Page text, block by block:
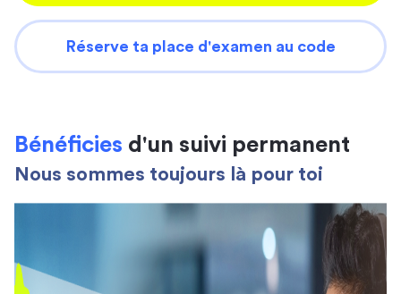
Réserve ta place d'examen au code
Bénéficies d'un suivi permanent
Nous sommes toujours là pour toi